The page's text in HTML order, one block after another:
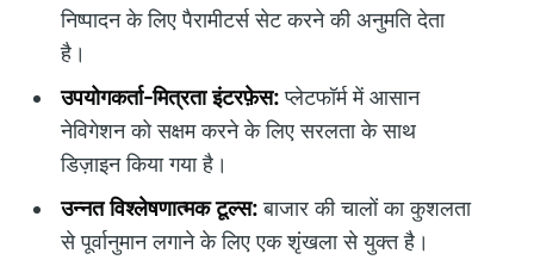
निष्पादन के लिए पैरामीटर्स सेट करने की अनुमति देता
है।
उपयोगकर्ता-मित्रता इंटरफ़ेस:प्लेटफॉर्म में आसान
नेविगेशन को सक्षम करने के लिए सरलता के साथ
डिज़ाइन किया गया है।
उन्नत विश्लेषणात्मक टूल्स:बाजार की चालों का कुशलता
से पूर्वानुमान लगाने के लिए एक शृंखला से युक्त है।